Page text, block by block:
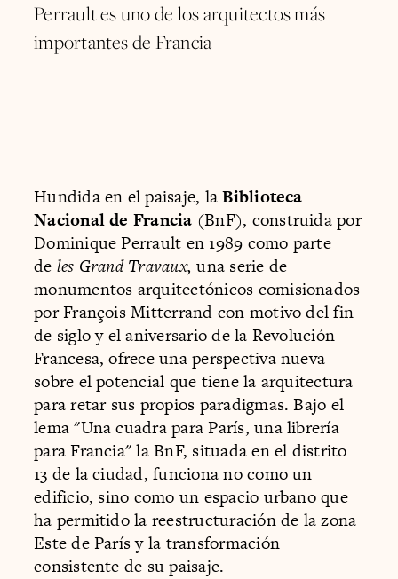
Perrault es uno de los arquitectos más
importantes de Francia
Hundida en el paisaje, laBiblioteca
Nacional de Francia (BnF), construida por
Dominique Perrault en 1989 como parte
de les Grand Travaux,una serie de
monumentos arquitectónicos comisionados
por François Mitterrand con motivo del fin
de siglo y el aniversario de la Revolución
Francesa, ofrece una perspectiva nueva
sobre el potencial que tiene la arquitectura
para retar sus propios paradigmas. Bajo el
lema "Una cuadra para París, una librería
para Francia" la BnF, situada en el distrito
13 de la ciudad, funciona no como un
edificio, sino como un espacio urbano que
ha permitido la reestructuración de la zona
Este de París y la transformación
consistente de su paisaje.